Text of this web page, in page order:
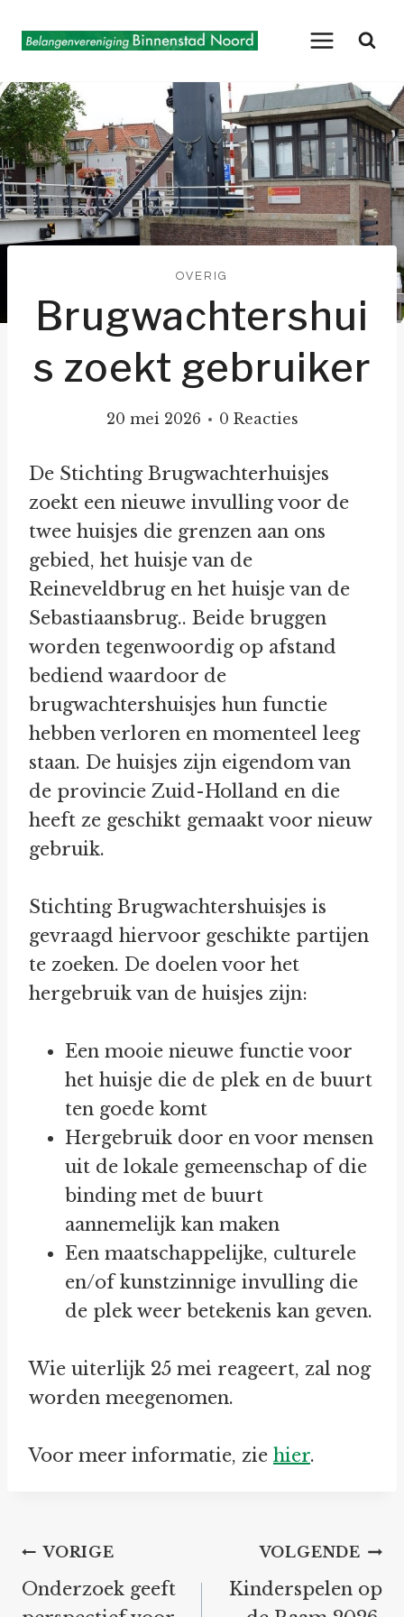
naar
OVERIG
Brugwachtershui
s zoekt gebruiker
20 mei 2026 0 Reacties
De Stichting Brugwachterhuisjes
zoekt een nieuwe invulling voor de
twee huisjes die grenzen aan ons
gebied, het huisje van de
Reineveldbrug en het huisje van de
Sebastiaansbrug.. Beide bruggen
worden tegenwoordig op afstand
bediend waardoor de
brugwachtershuisjes hun functie
hebben verloren en momenteel leeg
staan. De huisjes zijn eigendom van
de provincie Zuid-Holland en die
heeft ze geschikt gemaakt voor nieuw
gebruik.
Stichting Brugwachtershuisjes is
gevraagd hiervoor geschikte partijen
te zoeken. De doelen voor het
hergebruik van de huisjes zijn:
Een mooie nieuwe functie voor
het huisje die de plek en de buurt
ten goede komt
Hergebruik door en voor mensen
uit de lokale gemeenschap of die
binding met de buurt
aannemelijk kan maken
Een maatschappelijke, culturele
en/of kunstzinnige invulling die
de plek weer betekenis kan geven.
Wie uiterlijk 25 mei reageert, zal nog
worden meegenomen.
Voor meer informatie, zie hier.
Bericht
navigatie
VORIGE
Onderzoek geeft
VOLGENDE
Kinderspelen op